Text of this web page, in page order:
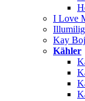
I Love
Kay
Kähler